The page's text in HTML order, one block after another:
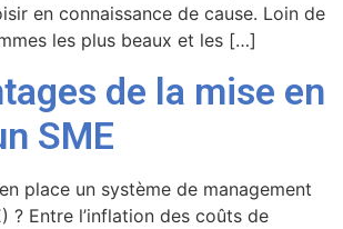
en connaissance de cause. Loin de
les plus beaux et les […]
de la mise en
SME
place un système de management
? Entre l’inflation des coûts de